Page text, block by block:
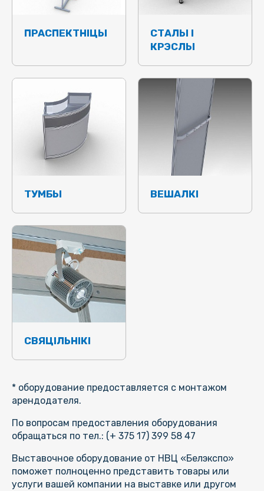
ПРАСПЕКТНІЦЫ
СТАЛЫ І
КРЭСЛЫ
ТУМБЫ ВЕШАЛКІ
СВЯЦІЛЬНІКІ
* оборудование предоставляется с монтажом
арендодателя.
По вопросам предоставления оборудования
обращаться по тел.: (+ 375 17) 399 58 47
Выставочное оборудование от НВЦ «Белэкспо»
поможет полноценно представить товары или
услуги вашей компании на выставке или другом